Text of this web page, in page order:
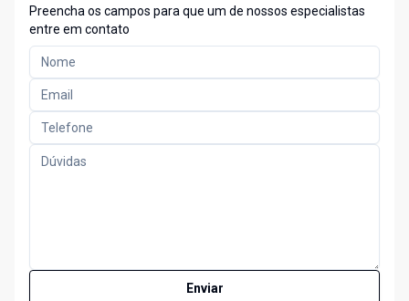
Preencha os campos para que um de nossos especialistas
entre em contato
Enviar